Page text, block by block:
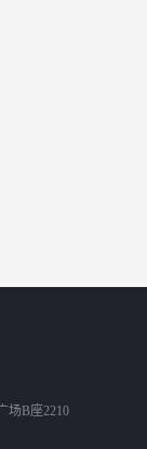
场B座2210